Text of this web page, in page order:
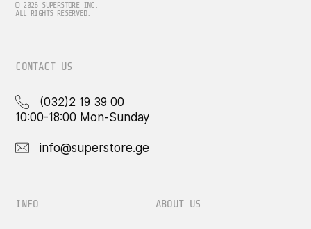
© 2026 SUPERSTORE INC.
ALL RIGHTS RESERVED.
CONTACT US
(032)2 19 39 00
10:00-18:00 Mon-Sunday
info@superstore.ge
INFO ABOUT US